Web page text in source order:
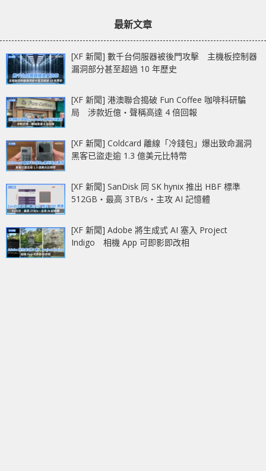
最新文章
[XF 新聞] 數千台伺服器被後門攻擊 主機板控制器
漏洞部分甚至超過 10 年歷史
[XF 新聞] 港澳聯合搗破 Fun Coffee 咖啡科研騙
局 涉款近億‧聲稱高達 4 倍回報
[XF 新聞] Coldcard 離線「冷錢包」爆出致命漏洞
黑客已盜走逾 1.3 億美元比特幣
[XF 新聞] SanDisk 同 SK hynix 推出 HBF 標準
512GB‧最高 3TB/s‧主攻 AI 記憶體
[XF 新聞] Adobe 將生成式 AI 塞入 Project
Indigo 相機 App 可即影即改相